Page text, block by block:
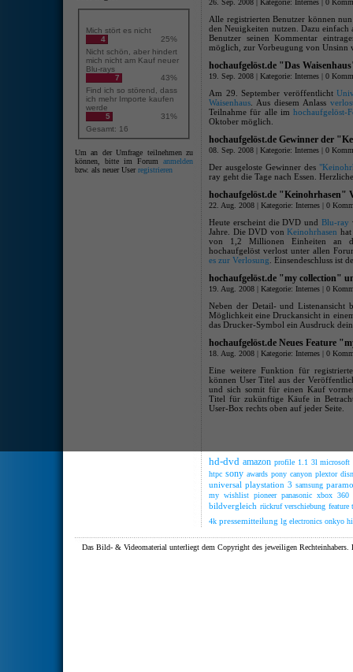
Mich stört es nicht
4
25%
Nicht schön, aber hindert
mich nicht am Kauf neuer
Blu-rays
7
43%
Find ich so störend, dass
ich mehr Importe kaufen
werde
5
31%
Gesamt: 16
Um an der Umfrage teilnehmen zu
können, bitte im Forum anmelden
bzw. als neuer Userregistrieren
26. Sep. 2008 | Kategorie: Internes | 0
Alle registrierten Benutzer können
den Neuigkeiten nutzen. Dazu
Benutzer seinen Kommentar
möglich, zur Vorbeugung von Unsinn
hochaufgelöst.de "Das
19. Sep. 2008 | Kategorie: Internes | 0
Am 29. September veröffentlicht
Waisenhaus . Aus diesem Anlass
Teilnahme für alle imhochaufgelöst-
Oktober möglich.
hochaufgelöst.de Gewinner der
08. Sep. 2008 | Kategorie: Internes | 0
Der ausgeloste Gewinner des
ray geht die Tage nach Essen.
hochaufgelöst.de "Keinohrhasen"
22. Aug. 2008 | Kategorie: Internes | 0
Heute erscheint die DVD und Blu-ray
Jahre. Die DVD von Keinohrhasen
von 1,2 Millionen Einheiten an
hochaufgelöst verlost unter allen
es zur Verlosung . Einsendeschluss ist
hochaufgelöst.de "my collection"
19. Aug. 2008 | Kategorie: Internes | 0
Neben der Detail- und Listenansicht
Möglichkeit eine Druckansicht in
das Drucker-Symbol ein Ausdruck
hochaufgelöst.de Neues Feature
18. Aug. 2008 | Kategorie: Internes | 0
Eine weitere Funktion für
können User Titel aus der
und sich somit für einen Kauf
Titel für zukünftige Käufe in
User-Box rechts oben auf jeder Seite.
hd-dvd amazon profile 1.1 3l microsoft
htpc sony awards pony canyon plextor
universal playstation 3 samsung
my wishlist pioneer panasonic xbox 360
bildvergleich rückruf verschiebung feature
4k pressemitteilung lg electronics onkyo
Das Bild- & Videomaterial unterliegt dem Copyright des jeweiligen